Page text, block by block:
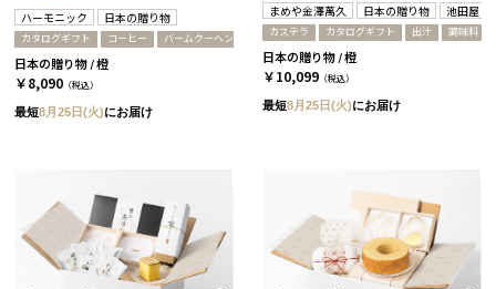
ハーモニック 日本の贈り物
カタログギフト コーヒー バームクーヘン
日本の贈り物 / 橙
￥8,090 （税込）
最短8月25日(火)にお届け
まめや金澤萬久 日本の贈り物 池田屋
カステラ カタログギフト 出汁 調味料
日本の贈り物 / 橙
￥10,099 （税込）
最短8月25日(火)にお届け